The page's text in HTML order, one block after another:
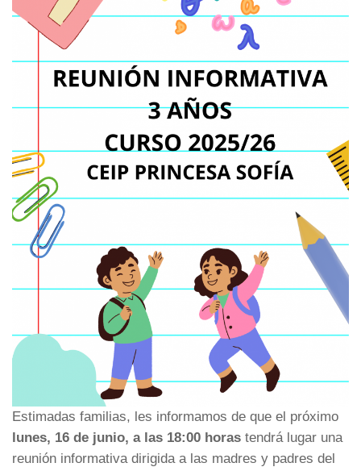
Estimadas familias, les informamos de que el próximo
lunes, 16 de junio, a las 18:00 horas tendrá lugar una
reunión informativa dirigida a las madres y padres del